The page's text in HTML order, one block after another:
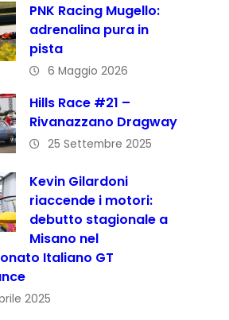
PNK Racing Mugello:
adrenalina pura in
pista
6 Maggio 2026
Hills Race #21 –
Rivanazzano Dragway
25 Settembre 2025
Kevin Gilardoni
riaccende i motori:
debutto stagionale a
Misano nel
Italiano GT
2025